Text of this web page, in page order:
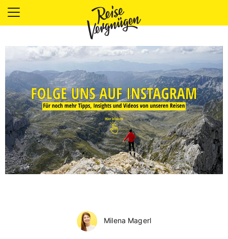
LÄNDER
UNTERKÜNFTE
FOOD
PLANUNG
OUTDOOR
Milena Magerl